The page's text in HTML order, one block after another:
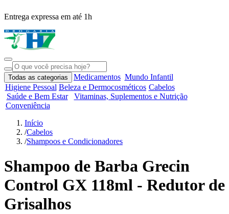
Entrega expressa em até 1h
Todas as categorias Medicamentos Mundo Infantil
Higiene Pessoal Beleza e Dermocosméticos Cabelos
Saúde e Bem Estar
Vitaminas, Suplementos e Nutrição
Conveniência
Início
/Cabelos
/Shampoos e Condicionadores
Shampoo de Barba Grecin
Control GX 118ml - Redutor de
Grisalhos